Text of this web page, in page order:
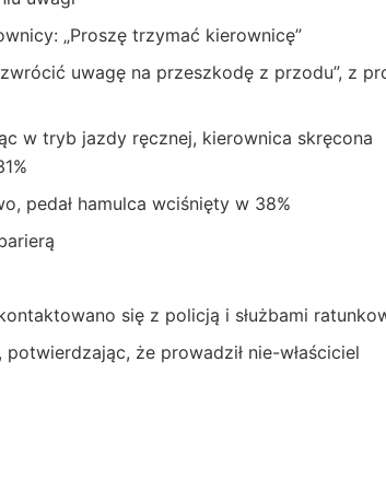
„Proszę trzymać kierownicę”
uwagę na przeszkodę z przodu”, z
w tryb jazdy ręcznej, kierownica skręcona
pedał hamulca wciśnięty w 38%
się z policją i służbami
że prowadził nie-właściciel